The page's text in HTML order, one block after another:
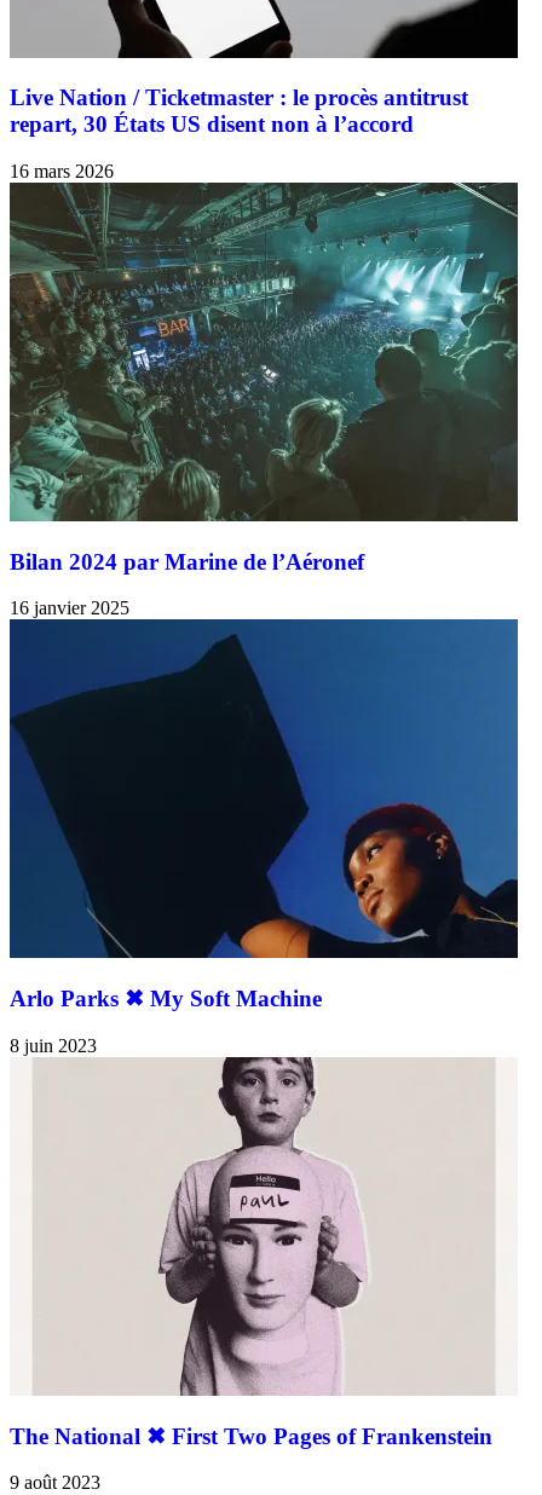
Live Nation / Ticketmaster : le procès antitrust
repart, 30 États US disent non à l’accord
16 mars 2026
Bilan 2024 par Marine de l’Aéronef
16 janvier 2025
Arlo Parks ✖︎ My Soft Machine
8 juin 2023
The National ✖︎ First Two Pages of Frankenstein
9 août 2023